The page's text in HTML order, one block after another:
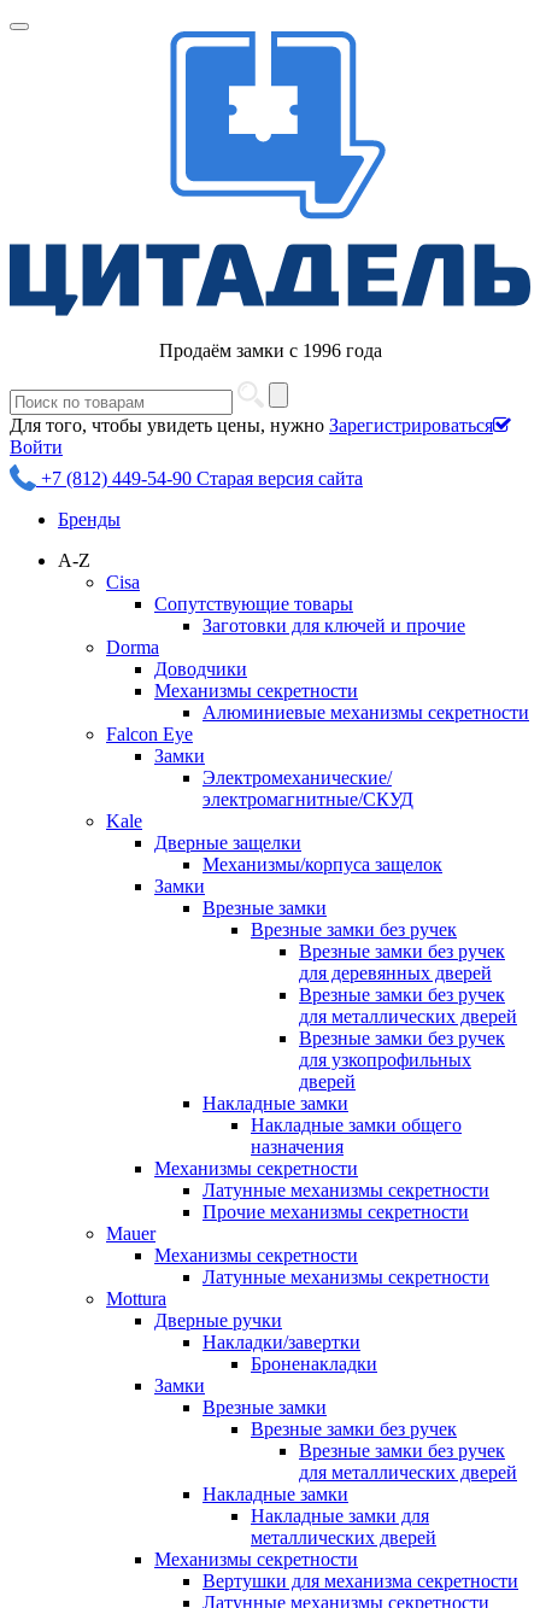
Продаём замки с 1996 года
Для того, чтобы увидеть цены, нужно Зарегистрироваться
Войти
+7 (812) 449-54-90 Старая версия сайта
Бренды
A-Z
Cisa
Сопутствующие товары
Заготовки для ключей и прочие
Dorma
Доводчики
Механизмы секретности
Алюминиевые механизмы секретности
Falcon Eye
Замки
Электромеханические/
электромагнитные/СКУД
Kale
Дверные защелки
Механизмы/корпуса защелок
Замки
Врезные замки
Врезные замки без ручек
Врезные замки без ручек
для деревянных дверей
Врезные замки без ручек
для металлических дверей
Врезные замки без ручек
для узкопрофильных
дверей
Накладные замки
Накладные замки общего
назначения
Механизмы секретности
Латунные механизмы секретности
Прочие механизмы секретности
Mauer
Механизмы секретности
Латунные механизмы секретности
Mottura
Дверные ручки
Накладки/завертки
Броненакладки
Замки
Врезные замки
Врезные замки без ручек
Врезные замки без ручек
для металлических дверей
Накладные замки
Накладные замки для
металлических дверей
Механизмы секретности
Вертушки для механизма секретности
Латунные механизмы секретности